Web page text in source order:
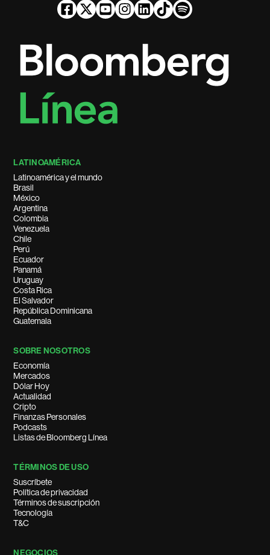
LATINOAMÉRICA
Latinoamérica y el mundo
Brasil
México
Argentina
Colombia
Venezuela
Chile
Perú
Ecuador
Panamá
Uruguay
Costa Rica
El Salvador
República Dominicana
Guatemala
SOBRE NOSOTROS
Economía
Mercados
Dólar Hoy
Actualidad
Cripto
Finanzas Personales
Podcasts
Listas de Bloomberg Línea
TÉRMINOS DE USO
Suscríbete
Política de privacidad
Términos de suscripción
Tecnología
T&C
NEGOCIOS